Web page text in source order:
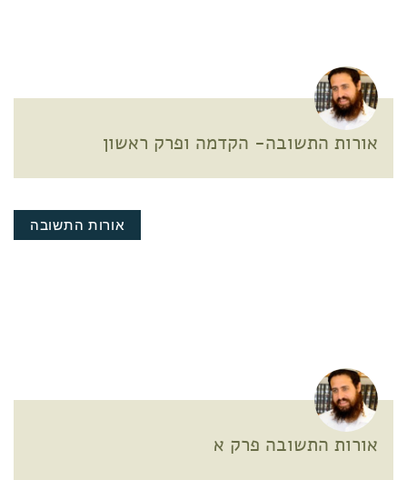
אורות התשובה- הקדמה ופרק ראשון
אורות התשובה
אורות התשובה פרק א